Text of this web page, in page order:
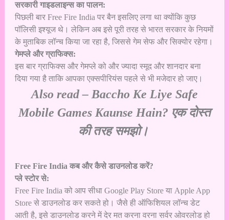
सरकारी गाइडलाइन्स का पालन:
पिछली बार Free Fire India पर बैन इसलिए लगा था क्योंकि कुछ
पॉलिसी इश्यूज थे। लेकिन अब इसे पूरी तरह से भारत सरकार के नियमों
के मुताबिक लॉन्च किया जा रहा है, जिससे गेम सेफ और सिक्योर रहेगा।
गेमप्ले और ग्राफिक्स:
इस बार ग्राफिक्स और गेमप्ले को और ज्यादा स्मूद और शानदार बना
दिया गया है ताकि आपका एक्सपीरियंस पहले से भी मजेदार हो जाए।
Also read – Baccho Ke Liye Safe
Mobile Games Kaunse Hain? एक दोस्त
की तरह समझो।
Free Fire India कब और कैसे डाउनलोड करें?
प्ले स्टोर से:
Free Fire India को आप सीधा Google Play Store या Apple App
Store से डाउनलोड कर सकते हो। जैसे ही ऑफिशियल लॉन्च डेट
आती है, इसे डाउनलोड करने में देर मत करना वरना सर्वर ओवरलोड हो